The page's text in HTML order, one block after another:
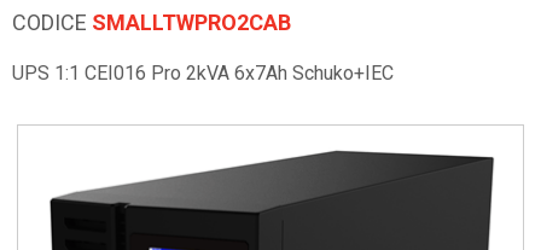
CODICE SMALLTWPRO2CAB
UPS 1:1 CEI016 Pro 2kVA 6x7Ah Schuko+IEC